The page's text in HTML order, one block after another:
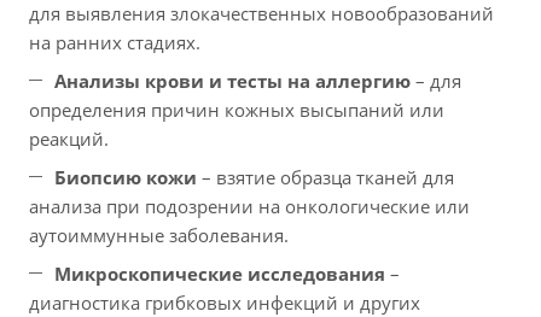
для выявления злокачественных новообразований
на ранних стадиях.
Анализы крови и тесты на аллергию – для
определения причин кожных высыпаний или
реакций.
Биопсию кожи – взятие образца тканей для
анализа при подозрении на онкологические или
аутоиммунные заболевания.
Микроскопические исследования –
диагностика грибковых инфекций и других